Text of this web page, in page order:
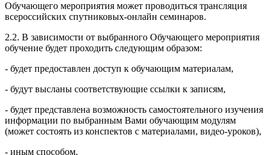
Обучающего мероприятия может проводиться трансляция
всероссийских спутниковых-онлайн семинаров.
2.2. В зависимости от выбранного Обучающего мероприятия
обучение будет проходить следующим образом:
- будет предоставлен доступ к обучающим материалам,
- будут высланы соответствующие ссылки к записям,
- будет представлена возможность самостоятельного изучения
информации по выбранным Вами обучающим модулям
(может состоять из конспектов с материалами, видео-уроков),
- иным способом.